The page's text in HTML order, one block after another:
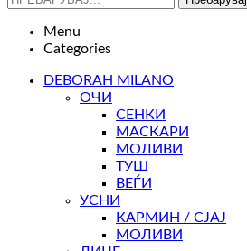
Menu
Categories
DEBORAH MILANO
ОЧИ
СЕНКИ
МАСКАРИ
МОЛИВИ
ТУШ
ВЕЃИ
УСНИ
КАРМИН / СЈАЈ
МОЛИВИ